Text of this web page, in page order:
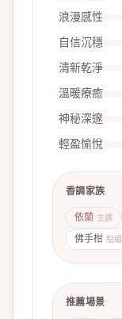
浪漫感性
自信沉穩
清新乾淨
溫暖療癒
神秘深邃
輕盈愉悅
香調家族
依蘭 主調
佛手柑 點綴
推薦場景